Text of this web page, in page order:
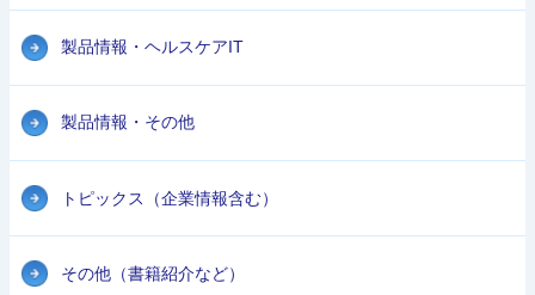
製品情報・ヘルスケアIT
製品情報・その他
トピックス（企業情報含む）
その他（書籍紹介など）